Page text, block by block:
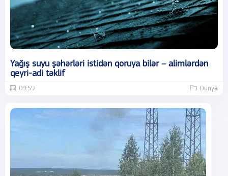
Yağış suyu şəhərləri istidən qoruya bilər – alimlərdən
qeyri-adi təklif
09:59 Dünya